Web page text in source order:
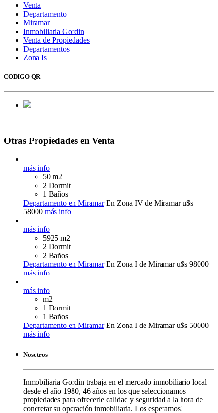
Venta
Departamento
Miramar
Inmobiliaria Gordin
Venta de Propiedades
Departamentos
Zona Is
CODIGO QR
Otras Propiedades en Venta
más info
50 m2
2 Dormit
1 Baños
Departamento en Miramar En Zona IV de Miramar u$s
58000 más info
más info
5925 m2
2 Dormit
2 Baños
Departamento en Miramar En Zona I de Miramar u$s 98000
más info
más info
m2
1 Dormit
1 Baños
Departamento en Miramar En Zona I de Miramar u$s 50000
más info
Nosotros
Inmobiliaria Gordin trabaja en el mercado inmobiliario local
desde el año 1980, 46 años en los que seleccionamos
propiedades para ofrecerle calidad y seguridad a la hora de
concretar su operación inmobiliaria. Los esperamos!